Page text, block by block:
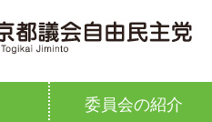
委員会の紹介